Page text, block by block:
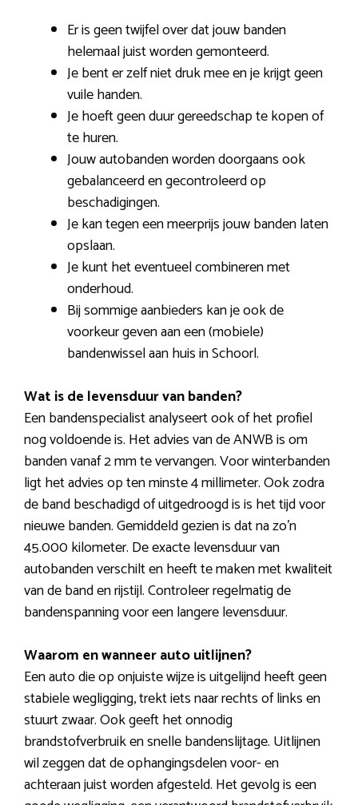
Er is geen twijfel over dat jouw banden
helemaal juist worden gemonteerd.
Je bent er zelf niet druk mee en je krijgt geen
vuile handen.
Je hoeft geen duur gereedschap te kopen of
te huren.
Jouw autobanden worden doorgaans ook
gebalanceerd en gecontroleerd op
beschadigingen.
Je kan tegen een meerprijs jouw banden laten
opslaan.
Je kunt het eventueel combineren met
onderhoud.
Bij sommige aanbieders kan je ook de
voorkeur geven aan een (mobiele)
bandenwissel aan huis in Schoorl.
Wat is de levensduur van banden?
Een bandenspecialist analyseert ook of het profiel
nog voldoende is. Het advies van de ANWB is om
banden vanaf 2 mm te vervangen. Voor winterbanden
ligt het advies op ten minste 4 millimeter. Ook zodra
de band beschadigd of uitgedroogd is is het tijd voor
nieuwe banden. Gemiddeld gezien is dat na zo’n
45.000 kilometer. De exacte levensduur van
autobanden verschilt en heeft te maken met kwaliteit
van de band en rijstijl. Controleer regelmatig de
bandenspanning voor een langere levensduur.
Waarom en wanneer auto uitlijnen?
Een auto die op onjuiste wijze is uitgelijnd heeft geen
stabiele wegligging, trekt iets naar rechts of links en
stuurt zwaar. Ook geeft het onnodig
brandstofverbruik en snelle bandenslijtage. Uitlijnen
wil zeggen dat de ophangingsdelen voor- en
achteraan juist worden afgesteld. Het gevolg is een